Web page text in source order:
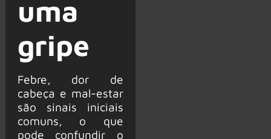
uma
gripe
Febre, dor de
cabeça e mal-estar
são sinais iniciais
comuns, o que
pode confundir o